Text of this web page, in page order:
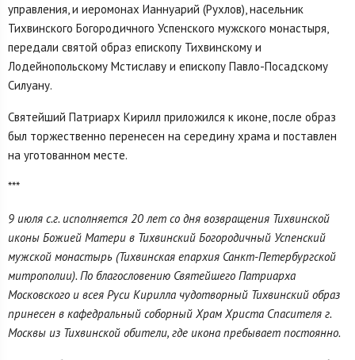
управления, и иеромонах Ианнуарий (Рухлов), насельник
Тихвинского Богородичного Успенского мужского монастыря,
передали святой образ епископу Тихвинскому и
Лодейнопольскому Мстиславу и епископу Павло-Посадскому
Силуану.
Святейший Патриарх Кирилл приложился к иконе, после образ
был торжественно перенесен на середину храма и поставлен
на уготованном месте.
***
9 июля с.г. исполняется 20 лет со дня возвращения Тихвинской
иконы Божией Матери в Тихвинский Богородичный Успенский
мужской монастырь (Тихвинская епархия Санкт-Петербургской
митрополии). По благословению Святейшего Патриарха
Московского и всея Руси Кирилла чудотворный Тихвинский образ
принесен в кафедральный соборный Храм Христа Спасителя г.
Москвы из Тихвинской обители, где икона пребывает постоянно.